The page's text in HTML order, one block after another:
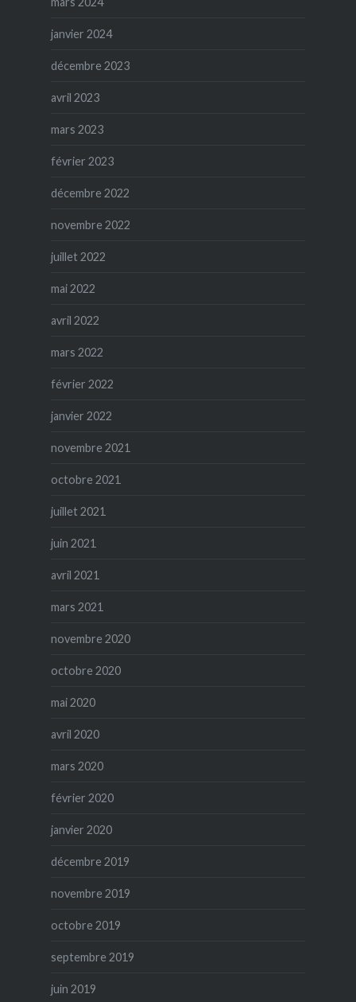
janvier 2024
décembre 2023
avril 2023
mars 2023
février 2023
décembre 2022
novembre 2022
juillet 2022
mai 2022
avril 2022
mars 2022
février 2022
janvier 2022
novembre 2021
octobre 2021
juillet 2021
juin 2021
avril 2021
mars 2021
novembre 2020
octobre 2020
mai 2020
avril 2020
mars 2020
février 2020
janvier 2020
décembre 2019
novembre 2019
octobre 2019
septembre 2019
juin 2019